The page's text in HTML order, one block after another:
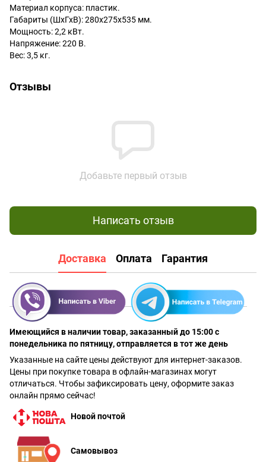
Материал корпуса: пластик.
Габариты (ШхГхВ): 280х275х535 мм.
Мощность: 2,2 кВт.
Напряжение: 220 В.
Вес: 3,5 кг.
Отзывы
Добавьте первый отзыв
Написать отзыв
Доставка Оплата Гарантия
Имеющийся в наличии товар, заказанный до 15:00 с
понедельника по пятницу, отправляется в тот же день
Указанные на сайте цены действуют для интернет-заказов.
Цены при покупке товара в офлайн-магазинах могут
отличаться. Чтобы зафиксировать цену, оформите заказ
онлайн прямо сейчас!
Новой почтой
Самовывоз